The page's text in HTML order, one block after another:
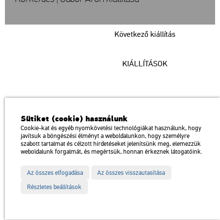
Következő kiállítás
KIÁLLÍTÁSOK
a Magyar Művészeti Akadémia intézménye
1146 Budapest, Dózsa György út 37.
Megközelíthető: Millenniumi Földalatti Vasút – Hősök tere megálló
Trolibusz: 75, 79 / Autóbusz: 20, 30, 105
Impresszum Sitemap Adatvédelem
térkép
Sütiket (cookie) használunk
Cookie-kat és egyéb nyomkövetési technológiákat használunk, hogy
javítsuk a böngészési élményt a weboldalunkon, hogy személyre
szabott tartalmat és célzott hirdetéseket jelenítsünk meg, elemezzük
weboldalunk forgalmát, és megértsük, honnan érkeznek látogatóink.
Az összes elfogadása
Az összes visszautasítása
Részletes beállítások